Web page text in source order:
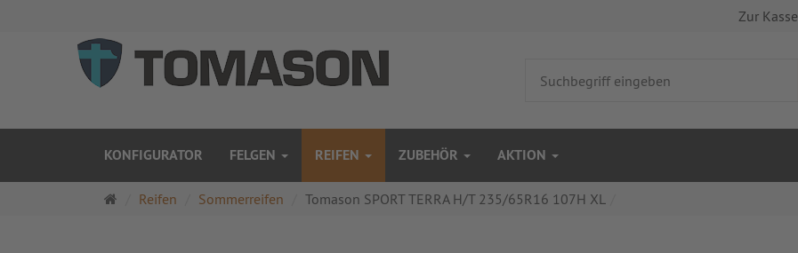
Zur Kasse
KONFIGURATOR FELGEN REIFEN ZUBEHÖR AKTION
Startseite
Reifen Sommerreifen Tomason SPORT TERRA H/T 235/65R16 107H XL